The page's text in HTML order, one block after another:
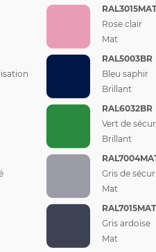
Rose clair
Mat
RAL5003BR
Bleu saphir
Brillant
RAL6032BR
Vert de
Brillant
Gris de
Mat
RAL7015MAT
Gris ardoise
Mat